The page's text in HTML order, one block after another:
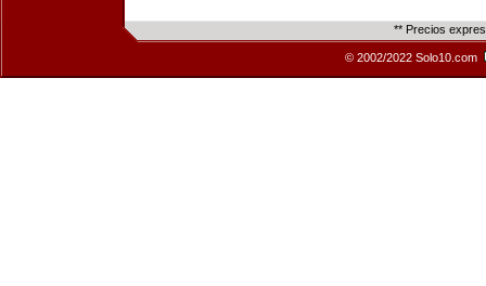
** Precios
© 2002/2022 Solo10.com